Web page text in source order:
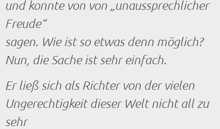
und konnte von von „unaussprechlicher
Freude“
sagen. Wie ist so etwas denn möglich?
Nun, die Sache ist sehr einfach.
Er ließ sich als Richter von der vielen
Ungerechtigkeit dieser Welt nicht all zu
sehr